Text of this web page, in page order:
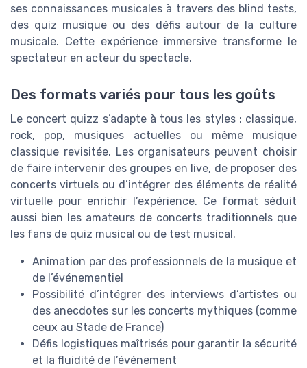
ses connaissances musicales à travers des blind tests,
des quiz musique ou des défis autour de la culture
musicale. Cette expérience immersive transforme le
spectateur en acteur du spectacle.
Des formats variés pour tous les goûts
Le concert quizz s’adapte à tous les styles : classique,
rock, pop, musiques actuelles ou même musique
classique revisitée. Les organisateurs peuvent choisir
de faire intervenir des groupes en live, de proposer des
concerts virtuels ou d’intégrer des éléments de réalité
virtuelle pour enrichir l’expérience. Ce format séduit
aussi bien les amateurs de concerts traditionnels que
les fans de quiz musical ou de test musical.
Animation par des professionnels de la musique et
de l’événementiel
Possibilité d’intégrer des interviews d’artistes ou
des anecdotes sur les concerts mythiques (comme
ceux au Stade de France)
Défis logistiques maîtrisés pour garantir la sécurité
et la fluidité de l’événement